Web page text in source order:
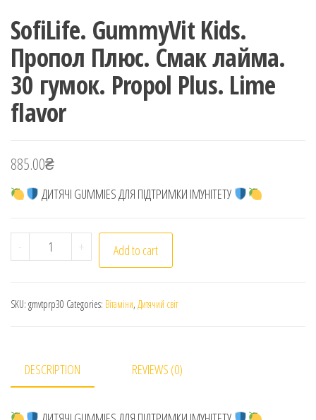
SofiLife. GummyVit Kids.
Пропол Плюс. Смак лайма.
30 гумок. Propol Plus. Lime
flavor
885.00₴
ДИТЯЧІ GUMMIES ДЛЯ ПІДТРИМКИ ІМУНІТЕТУ
- SofiLife. GummyVit Kids. Пропол Плюс. Смак лайма.
+ Add to cart
SKU: gmvtprp30 Categories: Вітаміни, Дитячий світ
DESCRIPTION REVIEWS (0)